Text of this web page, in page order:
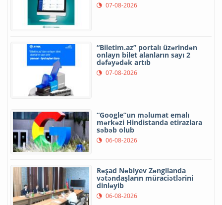
07-08-2026
“Biletim.az” portalı üzərindən
onlayn bilet alanların sayı 2
dəfəyədək artıb
07-08-2026
“Google”un məlumat emalı
mərkəzi Hindistanda etirazlara
səbəb olub
06-08-2026
Rəşad Nəbiyev Zəngilanda
vətəndaşların müraciətlərini
dinləyib
06-08-2026